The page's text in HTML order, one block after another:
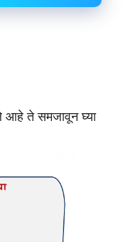
आहे ते समजावून घ्या